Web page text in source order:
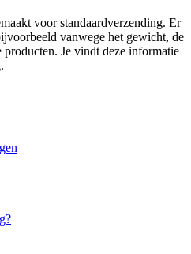
voor standaardverzending. Er
vanwege het gewicht, de
Je vindt deze informatie